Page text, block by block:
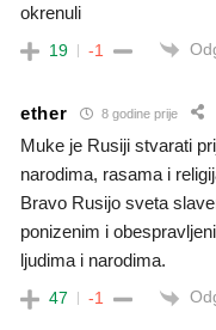
okrenuli
19 -1
ether 8 godine prije
Muke je Rusiji stvarati
narodima, rasama i
Bravo Rusijo sveta
ponizenim i
ljudima i narodima.
47 -1